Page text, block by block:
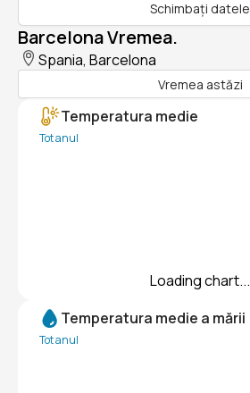
Schimbați datele
Barcelona Vremea.
Spania, Barcelona
Vremea astăzi
Temperatura medie
Tot anul
Loading chart...
Temperatura medie a mării
Tot anul